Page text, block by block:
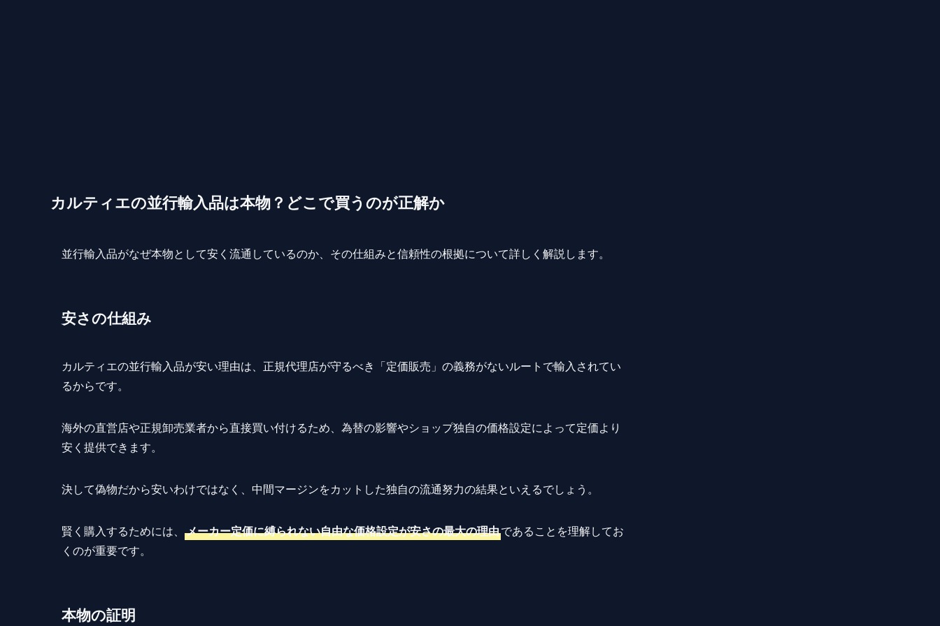
カルティエの並行輸入品は本物？どこで買うのが正解か
並行輸入品がなぜ本物として安く流通しているのか、その仕組みと信頼性の根拠について詳しく解説します。
安さの仕組み
カルティエの並行輸入品が安い理由は、正規代理店が守るべき「定価販売」の義務がないルートで輸入されてい
るからです。
海外の直営店や正規卸売業者から直接買い付けるため、為替の影響やショップ独自の価格設定によって定価より
安く提供できます。
決して偽物だから安いわけではなく、中間マージンをカットした独自の流通努力の結果といえるでしょう。
賢く購入するためには、 メーカー定価に縛られない自由な価格設定が安さの最大の理由であることを理解してお
くのが重要です。
本物の証明